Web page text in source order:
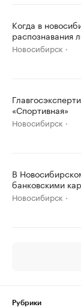
Когда в
распознавания
Новосибирск
«Спортивная»
Новосибирск
В
банковскими
Новосибирск
Рубрики